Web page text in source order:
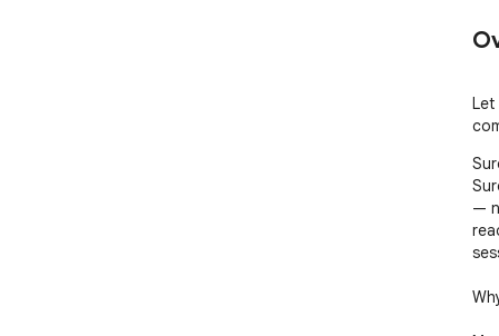
Let
—